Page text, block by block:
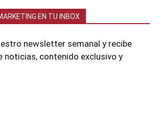
EN TU INBOX
newsletter semanal y recibe
noticias, contenido exclusivo y